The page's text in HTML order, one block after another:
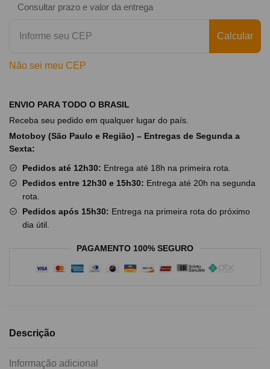
Consultar prazo e valor da entrega
Calcular
Não sei meu CEP
ENVIO PARA TODO O BRASIL
Receba seu pedido em qualquer lugar do país.
Motoboy (São Paulo e Região) – Entregas de Segunda a
Sexta:
Pedidos até 12h30: Entrega até 18h na primeira rota.
Pedidos entre 12h30 e 15h30: Entrega até 20h na segunda
rota.
Pedidos após 15h30: Entrega na primeira rota do próximo
dia útil.
PAGAMENTO 100% SEGURO
Descrição
Informação adicional